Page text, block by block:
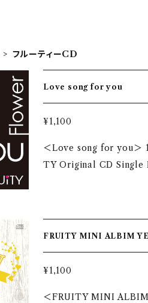
フルーティーCD
Love song for you
¥1,100
＜Love song for you＞ 1.
TY Original CD Single
¥1,100
＜FRUITY MINI ALBIM YELLOW＞ ◇2017 REMASTER